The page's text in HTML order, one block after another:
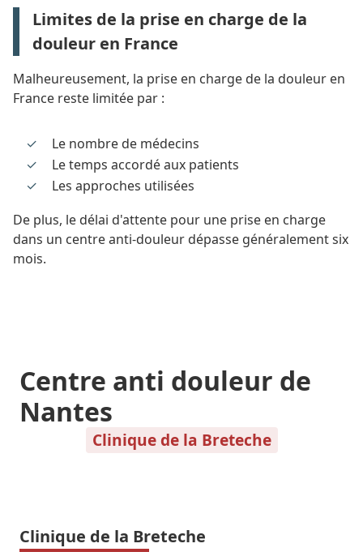
Limites de la prise en charge de la
douleur en France
Malheureusement, la prise en charge de la douleur en
France reste limitée par :
Le nombre de médecins
Le temps accordé aux patients
Les approches utilisées
De plus, le délai d'attente pour une prise en charge
dans un centre anti-douleur dépasse généralement six
mois.
Centre anti douleur de
Nantes
Clinique de la Breteche
Clinique de la Breteche